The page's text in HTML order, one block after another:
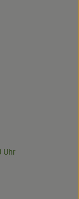
die.hofkiste/
p/Die-
Uhr